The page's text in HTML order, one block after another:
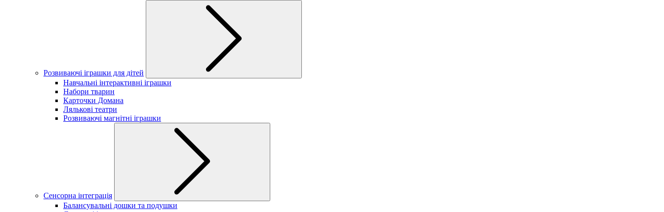
Розвиваючі іграшки для дітей
Навчальні інтерактивні іграшки
Набори тварин
Карточки Домана
Лялькові театри
Розвиваючі магнітні іграшки
Сенсорна інтеграція
Балансувальні дошки та подушки